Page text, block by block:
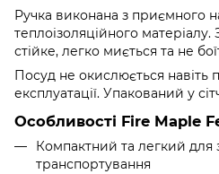
Ручка виконана з приємного
теплоізоляційного
стійке, легко миється та не
Посуд не окислюється навіть
експлуатації. Упакований у
Особливості Fire Maple
Компактний та легкий для
транспортування